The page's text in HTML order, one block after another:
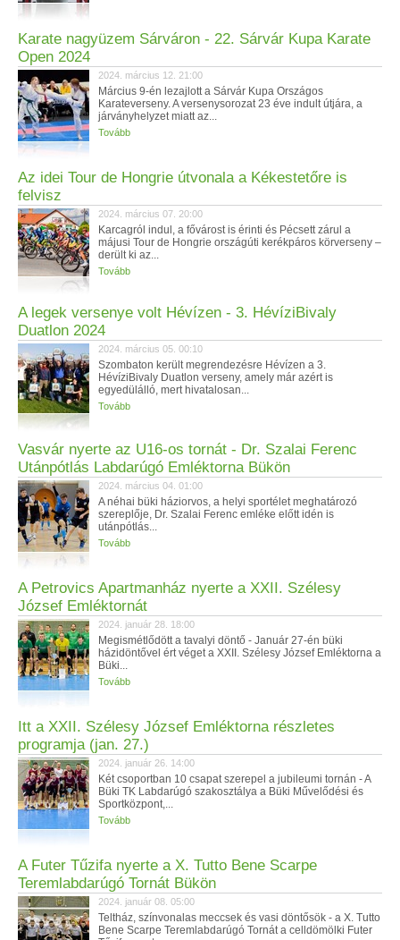
Karate nagyüzem Sárváron - 22. Sárvár Kupa Karate
Open 2024
2024. március 12. 21:00
Március 9-én lezajlott a Sárvár Kupa Országos
Karateverseny. A versenysorozat 23 éve indult útjára, a
járványhelyzet miatt az...
Tovább
Az idei Tour de Hongrie útvonala a Kékestetőre is
felvisz
2024. március 07. 20:00
Karcagról indul, a fővárost is érinti és Pécsett zárul a
májusi Tour de Hongrie országúti kerékpáros körverseny –
derült ki az...
Tovább
A legek versenye volt Hévízen - 3. HévíziBivaly
Duatlon 2024
2024. március 05. 00:10
Szombaton került megrendezésre Hévízen a 3.
HévíziBivaly Duatlon verseny, amely már azért is
egyedülálló, mert hivatalosan...
Tovább
Vasvár nyerte az U16-os tornát - Dr. Szalai Ferenc
Utánpótlás Labdarúgó Emléktorna Bükön
2024. március 04. 01:00
A néhai büki háziorvos, a helyi sportélet meghatározó
szereplője, Dr. Szalai Ferenc emléke előtt idén is
utánpótlás...
Tovább
A Petrovics Apartmanház nyerte a XXII. Szélesy
József Emléktornát
2024. január 28. 18:00
Megismétlődött a tavalyi döntő - Január 27-én büki
házidöntővel ért véget a XXII. Szélesy József Emléktorna a
Büki...
Tovább
Itt a XXII. Szélesy József Emléktorna részletes
programja (jan. 27.)
2024. január 26. 14:00
Két csoportban 10 csapat szerepel a jubileumi tornán - A
Büki TK Labdarúgó szakosztálya a Büki Művelődési és
Sportközpont,...
Tovább
A Futer Tűzifa nyerte a X. Tutto Bene Scarpe
Teremlabdarúgó Tornát Bükön
2024. január 08. 05:00
Teltház, színvonalas meccsek és vasi döntősök - a X. Tutto
Bene Scarpe Teremlabdarúgó Tornát a celldömölki Futer